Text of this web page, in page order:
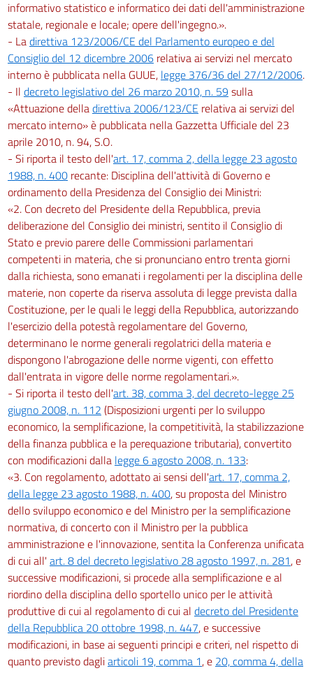
informativo statistico e informatico dei dati dell'amministrazione
statale, regionale e locale; opere dell'ingegno.».
- Ladirettiva 123/2006/CE del Parlamento europeo e del
Consiglio del 12 dicembre 2006 relativa ai servizi nel mercato
interno è pubblicata nella GUUE, legge 376/36 del 27/12/2006.
- Il decreto legislativo del 26 marzo 2010, n. 59 sulla
«Attuazione delladirettiva 2006/123/CE relativa ai servizi del
mercato interno» è pubblicata nella Gazzetta Ufficiale del 23
aprile 2010, n. 94, S.O.
- Si riporta il testo dell'art. 17, comma 2, della legge 23 agosto
1988, n. 400 recante: Disciplina dell'attività di Governo e
ordinamento della Presidenza del Consiglio dei Ministri:
«2. Con decreto del Presidente della Repubblica, previa
deliberazione del Consiglio dei ministri, sentito il Consiglio di
Stato e previo parere delle Commissioni parlamentari
competenti in materia, che si pronunciano entro trenta giorni
dalla richiesta, sono emanati i regolamenti per la disciplina delle
materie, non coperte da riserva assoluta di legge prevista dalla
Costituzione, per le quali le leggi della Repubblica, autorizzando
l'esercizio della potestà regolamentare del Governo,
determinano le norme generali regolatrici della materia e
dispongono l'abrogazione delle norme vigenti, con effetto
dall'entrata in vigore delle norme regolamentari.».
- Si riporta il testo dell'art. 38, comma 3, del decreto-legge 25
giugno 2008, n. 112 (Disposizioni urgenti per lo sviluppo
economico, la semplificazione, la competitività, la stabilizzazione
della finanza pubblica e la perequazione tributaria), convertito
con modificazioni dalla legge 6 agosto 2008, n. 133:
«3. Con regolamento, adottato ai sensi dell'art. 17, comma 2,
della legge 23 agosto 1988, n. 400, su proposta del Ministro
dello sviluppo economico e del Ministro per la semplificazione
normativa, di concerto con il Ministro per la pubblica
amministrazione e l'innovazione, sentita la Conferenza unificata
di cui all' art. 8 del decreto legislativo 28 agosto 1997, n. 281, e
successive modificazioni, si procede alla semplificazione e al
riordino della disciplina dello sportello unico per le attività
produttive di cui al regolamento di cui al decreto del Presidente
della Repubblica 20 ottobre 1998, n. 447, e successive
modificazioni, in base ai seguenti principi e criteri, nel rispetto di
quanto previsto dagliarticoli 19, comma 1, e 20, comma 4, della